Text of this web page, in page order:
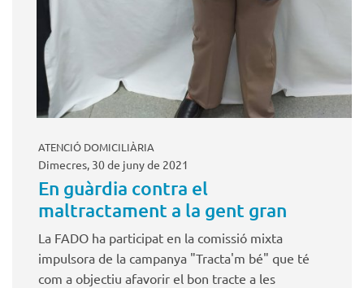
ATENCIÓ DOMICILIÀRIA
Dimecres, 30 de juny de 2021
En guàrdia contra el
maltractament a la gent gran
La FADO ha participat en la comissió mixta
impulsora de la campanya "Tracta'm bé" que té
com a objectiu afavorir el bon tracte a les